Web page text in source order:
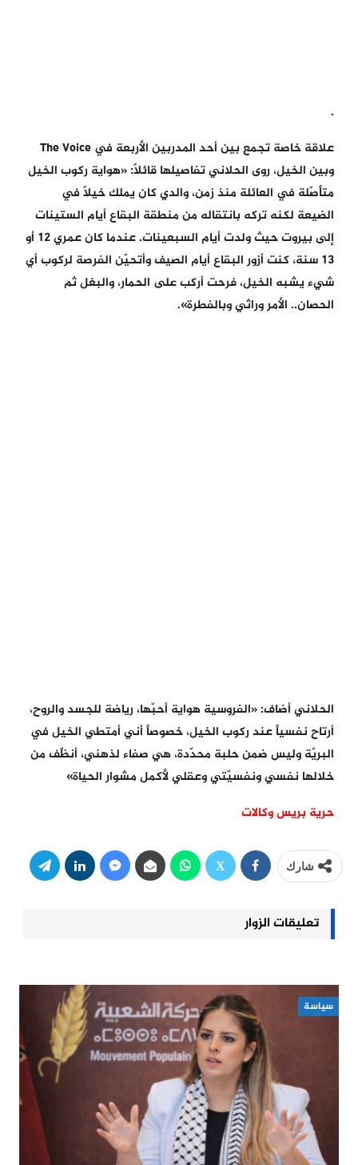
.
علاقة خاصة تجمع بين أحد المدربين الأربعة في The Voice
وبين الخيل، روى الحلاني تفاصيلها قائلاً: «هواية ركوب الخيل
متأصّلة في العائلة منذ زمن، والدي كان يملك خيلاً في
الضيعة لكنه تركه بانتقاله من منطقة البقاع أيام الستينات
إلى بيروت حيث ولدت أيام السبعينات. عندما كان عمري 12 أو
13 سنة، كنت أزور البقاع أيام الصيف وأتحيّن الفرصة لركوب أي
شيء يشبه الخيل، فرحت أركب على الحمار، والبغل ثم
الحصان.. الأمر وراثي وبالفطرة».
الحلاني أضاف: «الفروسية هواية أحبّها، رياضة للجسد والروح،
أرتاح نفسياً عند ركوب الخيل، خصوصاً أني أمتطي الخيل في
البريّة وليس ضمن حلبة محدّدة، هي صفاء لذهني، أنظّف من
خلالها نفسي ونفسيّتي وعقلي لأكمل مشوار الحياة»
حرية بريس وكالات
شارك
تعليقات الزوار
سياسة